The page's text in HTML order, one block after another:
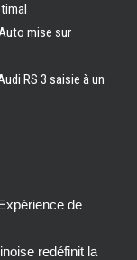
mise sur
RS 3 saisie à un
de
redéfinit la